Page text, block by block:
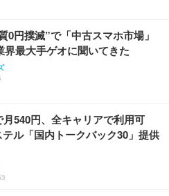
0円撲滅”で「中古スマホ市場」
界最大手ゲオに聞いてきた
540円、全キャリアで利用可
ル「国内トークバック30」提供